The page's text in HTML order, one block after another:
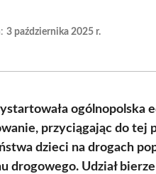
3 października 2025 r.
ogólnopolska
przyciągając do tej
dzieci na drogach
drogowego. Udział